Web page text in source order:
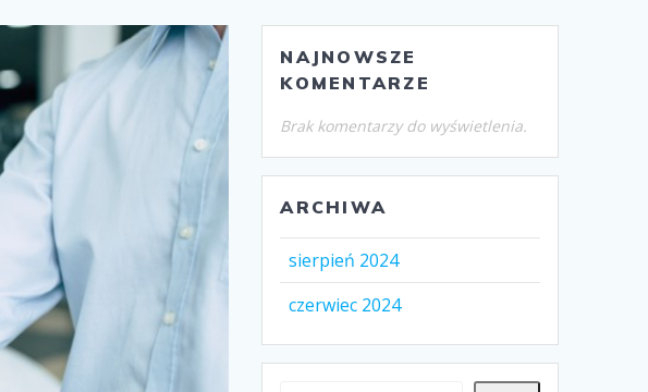
NAJNOWSZE
KOMENTARZE
Brak komentarzy do wyświetlenia.
ARCHIWA
sierpień 2024
czerwiec 2024